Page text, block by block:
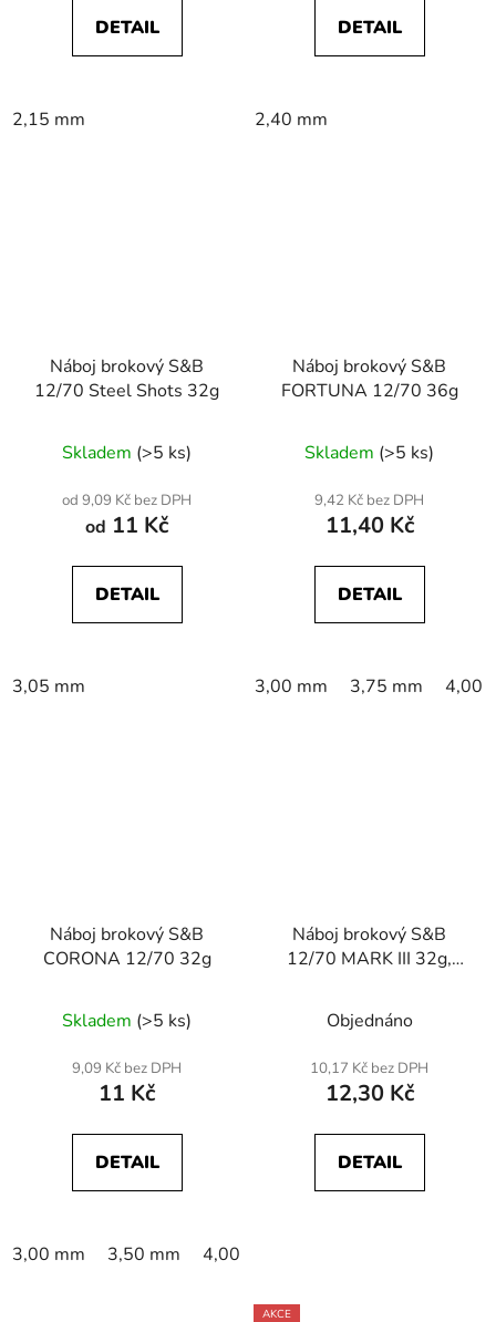
DETAIL
2,15 mm
DETAIL
2,40 mm
Náboj brokový S&B
12/70 Steel Shots 32g
Skladem (>5 ks)
od 9,09 Kč bez DPH
od 11 Kč
DETAIL
3,05 mm
Náboj brokový S&B
FORTUNA 12/70 36g
Skladem (>5 ks)
9,42 Kč bez DPH
11,40 Kč
DETAIL
3,00 mm 3,75 mm 4,00
Náboj brokový S&B
CORONA 12/70 32g
Skladem (>5 ks)
9,09 Kč bez DPH
11 Kč
DETAIL
3,00 mm 3,50 mm 4,00 mm
Náboj brokový S&B
12/70 MARK III 32g,
Objednáno
10,17 Kč bez DPH
12,30 Kč
DETAIL
AKCE